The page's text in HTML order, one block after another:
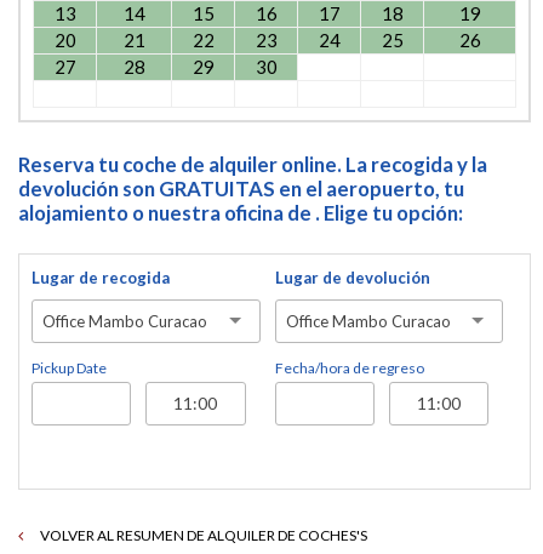
13
14 15 16 17 18
19
20
21 22 23 24 25
26
27
28 29 30
Reserva tu coche de alquiler online. La recogida y la
devolución son GRATUITAS en el aeropuerto, tu
alojamiento o nuestra oficina de . Elige tu opción:
Lugar de recogida
Office Mambo Curacao
Pickup Date
Lugar de devolución
Office Mambo Curacao
Fecha/hora de regreso
VOLVER AL RESUMEN DE ALQUILER DE COCHES'S